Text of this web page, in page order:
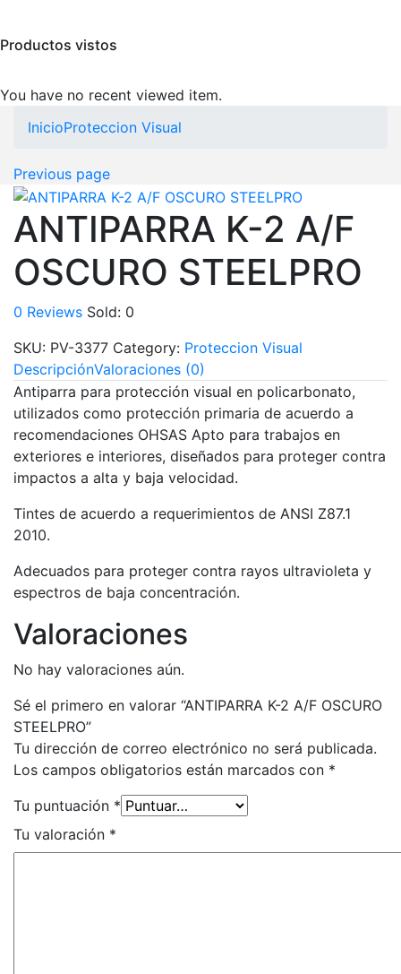
Productos vistos
You have no recent viewed item.
InicioProteccion Visual
Previous page
ANTIPARRA K-2 A/F
OSCURO STEELPRO
0 Reviews Sold: 0
SKU: PV-3377 Category: Proteccion Visual
DescripciónValoraciones (0)
Antiparra para protección visual en policarbonato,
utilizados como protección primaria de acuerdo a
recomendaciones OHSAS Apto para trabajos en
exteriores e interiores, diseñados para proteger contra
impactos a alta y baja velocidad.
Tintes de acuerdo a requerimientos de ANSI Z87.1
2010.
Adecuados para proteger contra rayos ultravioleta y
espectros de baja concentración.
Valoraciones
No hay valoraciones aún.
Sé el primero en valorar “ANTIPARRA K-2 A/F OSCURO
STEELPRO”
Tu dirección de correo electrónico no será publicada.
Los campos obligatorios están marcados con *
Tu puntuación *
Tu valoración *